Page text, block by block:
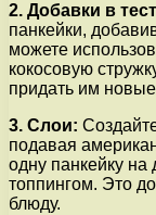
2. Добавки в
панкейки,
можете
кокосовую
придать им
3. Слои:
подавая
одну панкейку на
топпингом. Это
блюду.